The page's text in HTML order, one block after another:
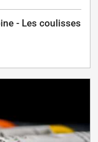
- Les coulisses